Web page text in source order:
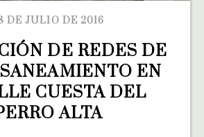
DE JULIO DE 2016
DE REDES DE
EN
CUESTA DEL
ALTA